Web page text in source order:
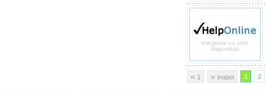
« 1 « inapoi 1 2